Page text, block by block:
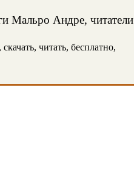
Мальро Андре, читатели
читать, бесплатно,